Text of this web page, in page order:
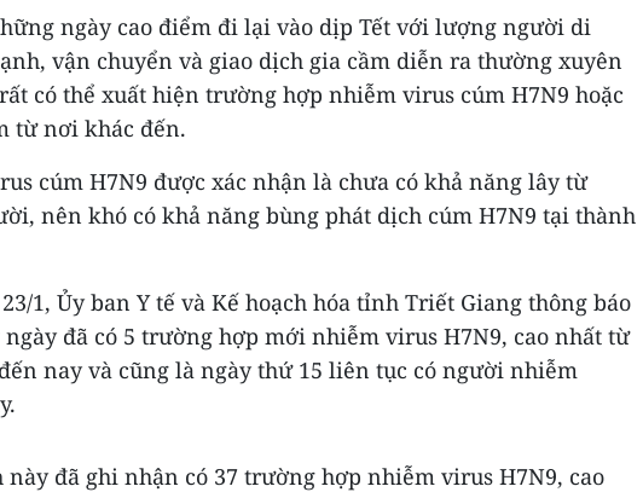
ngày cao điểm đi lại vào dịp Tết với lượng người di
vận chuyển và giao dịch gia cầm diễn ra thường xuyên
có thể xuất hiện trường hợp nhiễm virus cúm H7N9 hoặc
từ nơi khác đến.
cúm H7N9 được xác nhận là chưa có khả năng lây từ
nên khó có khả năng bùng phát dịch cúm H7N9 tại thành
1, Ủy ban Y tế và Kế hoạch hóa tỉnh Triết Giang thông báo
đã có 5 trường hợp mới nhiễm virus H7N9, cao nhất từ
nay và cũng là ngày thứ 15 liên tục có người nhiễm
này đã ghi nhận có 37 trường hợp nhiễm virus H7N9, cao